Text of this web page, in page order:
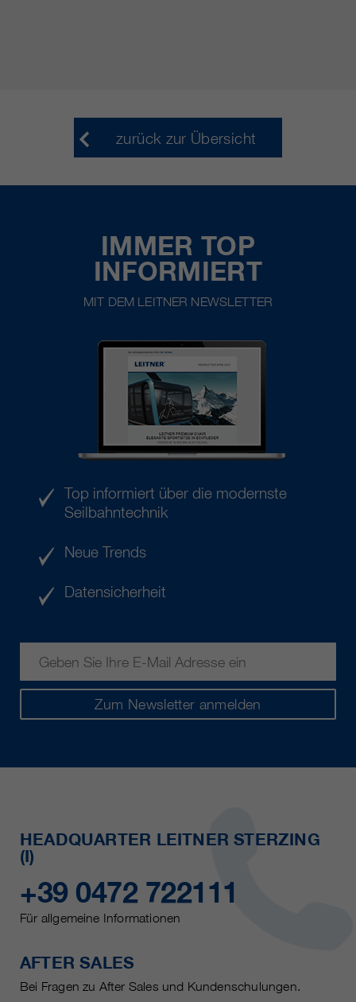
zurück zur Übersicht
IMMER TOP
INFORMIERT
MIT DEM LEITNER NEWSLETTER
Zum Newsletter anmelden
Top informiert über die modernste
Seilbahntechnik
Neue Trends
Datensicherheit
HEADQUARTER LEITNER STERZING
(I)
+39 0472 722111
Für allgemeine Informationen
AFTER SALES
Bei Fragen zu After Sales und Kundenschulungen.